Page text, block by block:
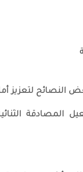
لتعزيز
المصادقة